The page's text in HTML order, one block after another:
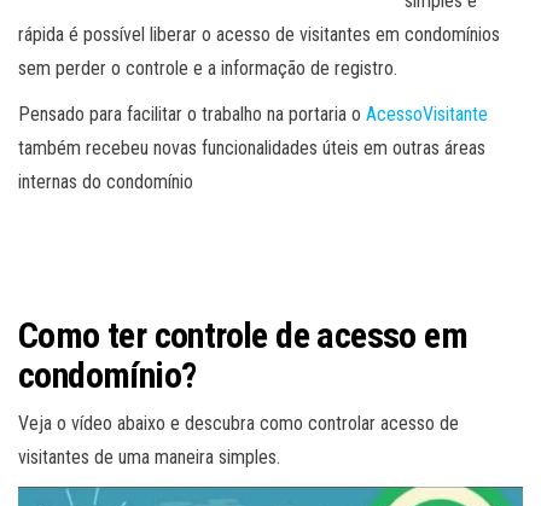
rápida é possível liberar o acesso de visitantes em condomínios
sem perder o controle e a informação de registro.
Pensado para facilitar o trabalho na portaria o AcessoVisitante
também recebeu novas funcionalidades úteis em outras áreas
internas do condomínio
Como ter controle de acesso em
condomínio?
Veja o vídeo abaixo e descubra como controlar acesso de
visitantes de uma maneira simples.